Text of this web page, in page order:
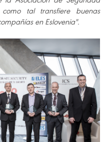
tal transfiere buenas
en Eslovenia".